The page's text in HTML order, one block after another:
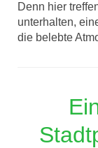
Denn hier
unterhalten,
die belebte